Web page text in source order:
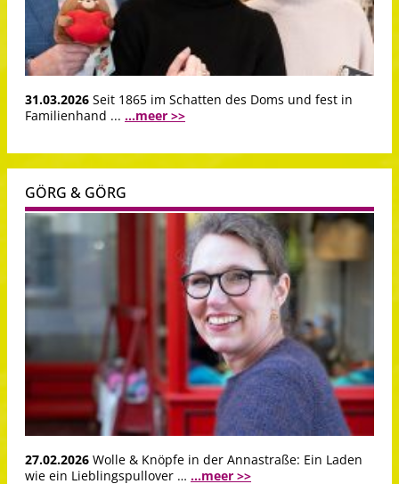
31.03.2026 Seit 1865 im Schatten des Doms und fest in
Familienhand ... ...meer >>
GÖRG & GÖRG
27.02.2026 Wolle & Knöpfe in der Annastraße: Ein Laden
wie ein Lieblingspullover … ...meer >>